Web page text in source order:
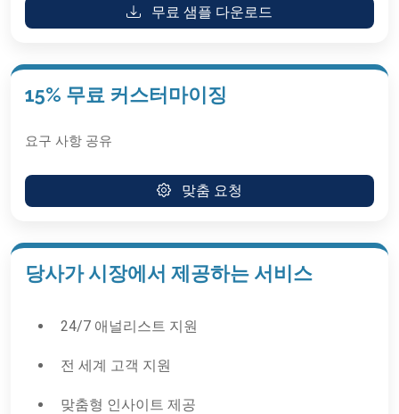
무료 샘플 다운로드
15% 무료 커스터마이징
요구 사항 공유
맞춤 요청
당사가 시장에서 제공하는 서비스
24/7 애널리스트 지원
전 세계 고객 지원
맞춤형 인사이트 제공